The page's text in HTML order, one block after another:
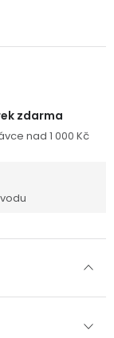
zdarma
nad 1 000 Kč